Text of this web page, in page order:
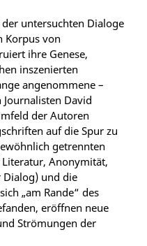
untersuchten Dialoge
Korpus von
ihre Genese,
inszenierten
angenommene –
Journalisten David
der Autoren
auf die Spur zu
getrennten
Anonymität,
und die
„am Rande“ des
eröffnen neue
Strömungen der